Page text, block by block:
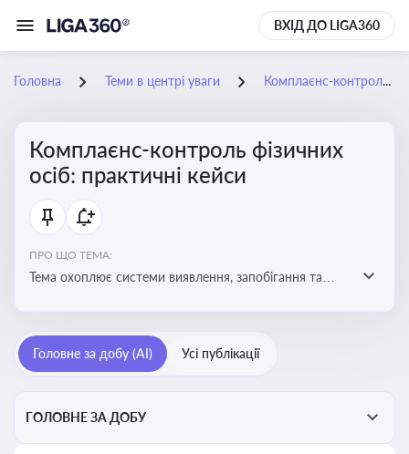
ВХІД ДО LIGA360
Головна Теми в центрі уваги Комплаєнс-контроль фізичних осіб: практичні кейси
Комплаєнс-контроль фізичних
осіб: практичні кейси
ПРО ЩО ТЕМА:
Тема охоплює системи виявлення, запобігання та
Головне за добу (AI) Усі публікації
ГОЛОВНЕ ЗА ДОБУ